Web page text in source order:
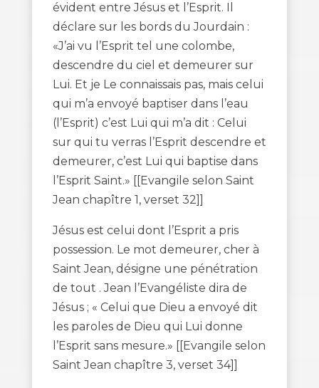
évident entre Jésus et l’Esprit. Il
déclare sur les bords du Jourdain :
«J’ai vu l’Esprit tel une colombe,
descendre du ciel et demeurer sur
Lui. Et je Le connaissais pas, mais celui
qui m’a envoyé baptiser dans l’eau
(l’Esprit) c’est Lui qui m’a dit : Celui
sur qui tu verras l’Esprit descendre et
demeurer, c’est Lui qui baptise dans
l’Esprit Saint.» [[Evangile selon Saint
Jean chapître 1, verset 32]]
Jésus est celui dont l’Esprit a pris
possession. Le mot demeurer, cher à
Saint Jean, désigne une pénétration
de tout . Jean l’Evangéliste dira de
Jésus ; « Celui que Dieu a envoyé dit
les paroles de Dieu qui Lui donne
l’Esprit sans mesure.» [[Evangile selon
Saint Jean chapître 3, verset 34]]